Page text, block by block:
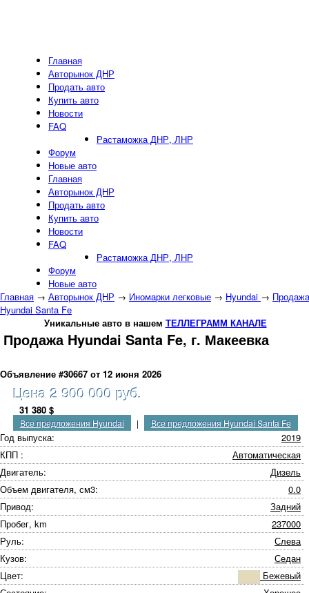
Главная
Авторынок ДНР
Продать авто
Купить авто
Новости
FAQ
Растаможка ДНР, ЛНР
Форум
Новые авто
Главная
Авторынок ДНР
Продать авто
Купить авто
Новости
FAQ
Растаможка ДНР, ЛНР
Форум
Новые авто
Главная → Авторынок ДНР → Иномарки легковые → Hyundai → Продажа
Hyundai Santa Fe
Уникальные авто в нашем ТЕЛЛЕГРАММ КАНАЛЕ
Продажа Hyundai Santa Fe, г. Макеевка
Объявление #30667 от 12 июня 2026
Цена 2 900 000 руб.
31 380 $
Все предложения Hyundai | Все предложения Hyundai Santa Fe
Год выпуска:
2019
КПП :
Автоматическая
Двигатель:
Дизель
Объем двигателя, см3:
0.0
Привод:
Задний
Пробег, km
237000
Руль:
Слева
Кузов:
Седан
Цвет:
Бежевый